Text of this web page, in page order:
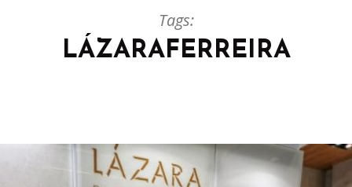
Tags:
LÁZARAFERREIRA